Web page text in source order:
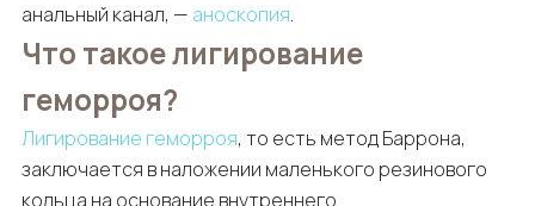
анальный канал, — аноскопия.
Что такое лигирование
геморроя?
Лигирование геморроя, то есть метод Баррона,
заключается в наложении маленького резинового
кольца на основание внутреннего